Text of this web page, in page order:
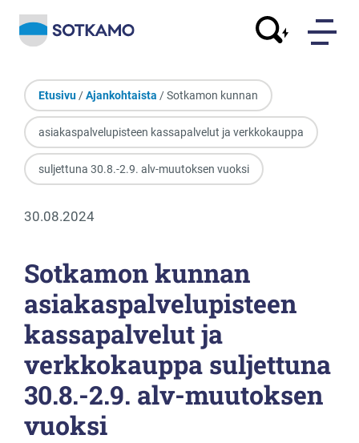
Etusivu /Ajankohtaista / Sotkamon kunnan
asiakaspalvelupisteen kassapalvelut ja verkkokauppa
suljettuna 30.8.-2.9. alv-muutoksen vuoksi
30.08.2024
Sotkamon kunnan
asiakaspalvelupisteen
kassapalvelut ja
verkkokauppa suljettuna
30.8.-2.9. alv-muutoksen
vuoksi